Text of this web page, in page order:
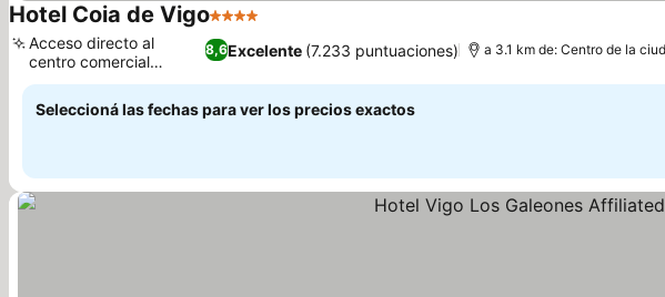
Hotel Coia de Vigo4 Estrellas
8,6Excelente (7.233 puntuaciones)
Acceso directo al
centro comercial
Alcampo
a 3.1 km de: Centro de la
Seleccioná las fechas para ver los precios exactos